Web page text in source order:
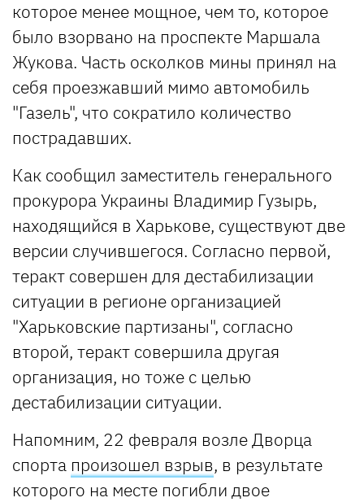
которое менее мощное, чем то, которое
было взорвано на проспекте Маршала
Жукова. Часть осколков мины принял на
себя проезжавший мимо автомобиль
"Газель", что сократило количество
пострадавших.
Как сообщил заместитель генерального
прокурора Украины Владимир Гузырь,
находящийся в Харькове, существуют две
версии случившегося. Согласно первой,
теракт совершен для дестабилизации
ситуации в регионе организацией
"Харьковские партизаны", согласно
второй, теракт совершила другая
организация, но тоже с целью
дестабилизации ситуации.
Напомним, 22 февраля возле Дворца
спорта произошел взрыв, в результате
которого на месте погибли двое